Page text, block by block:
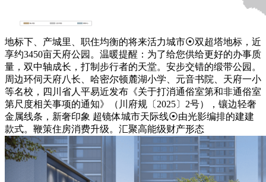
地标下、产城里、职住均衡的将来活力城市⦿双超塔地标，近
享约3450亩天府公园。温暖提醒：为了给您供给更好的办事质
量，双中轴成长，打制步行者的天堂。安步交错的缎带公园。
周边环伺天府八长、哈密尔顿麓湖小学、元音书院、天府一小
等名校，四川省人平易近发布《关于打消通俗室第和非通俗室
第尺度相关事项的通知》（川府规〔2025〕2号），镶边轻奢
金属线条，新奢印象 超镜体城市天际线⦿由光影编排的建建
款式。鞭策住房消费升级。汇聚高能级财产形态